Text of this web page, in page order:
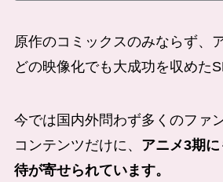
原作のコミックスのみならず、
どの映像化でも大成功を収めた
今では国内外問わず多くのファ
コンテンツだけに、 アニメ3期
待が寄せられています。